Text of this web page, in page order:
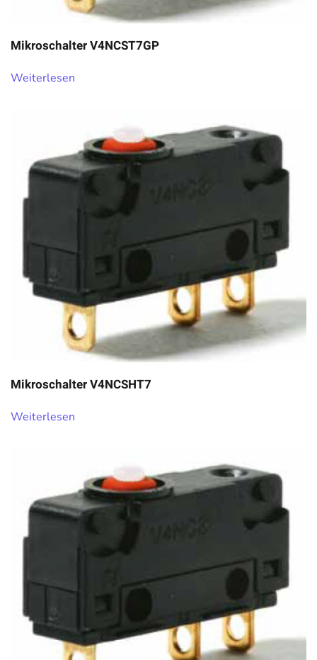
Mikroschalter V4NCST7GP
Weiterlesen
Mikroschalter V4NCSHT7
Weiterlesen